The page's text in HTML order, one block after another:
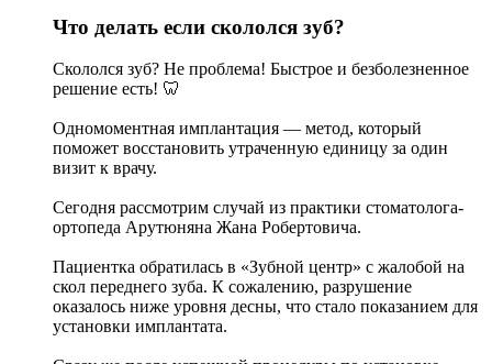
Что делать если скололся зуб?
Скололся зуб? Не проблема! Быстрое и безболезненное
решение есть! 🦷
Одномоментная имплантация — метод, который
поможет восстановить утраченную единицу за один
визит к врачу.
Сегодня рассмотрим случай из практики стоматолога-
ортопеда Арутюняна Жана Робертовича.
Пациентка обратилась в «Зубной центр» с жалобой на
скол переднего зуба. К сожалению, разрушение
оказалось ниже уровня десны, что стало показанием для
установки имплантата.